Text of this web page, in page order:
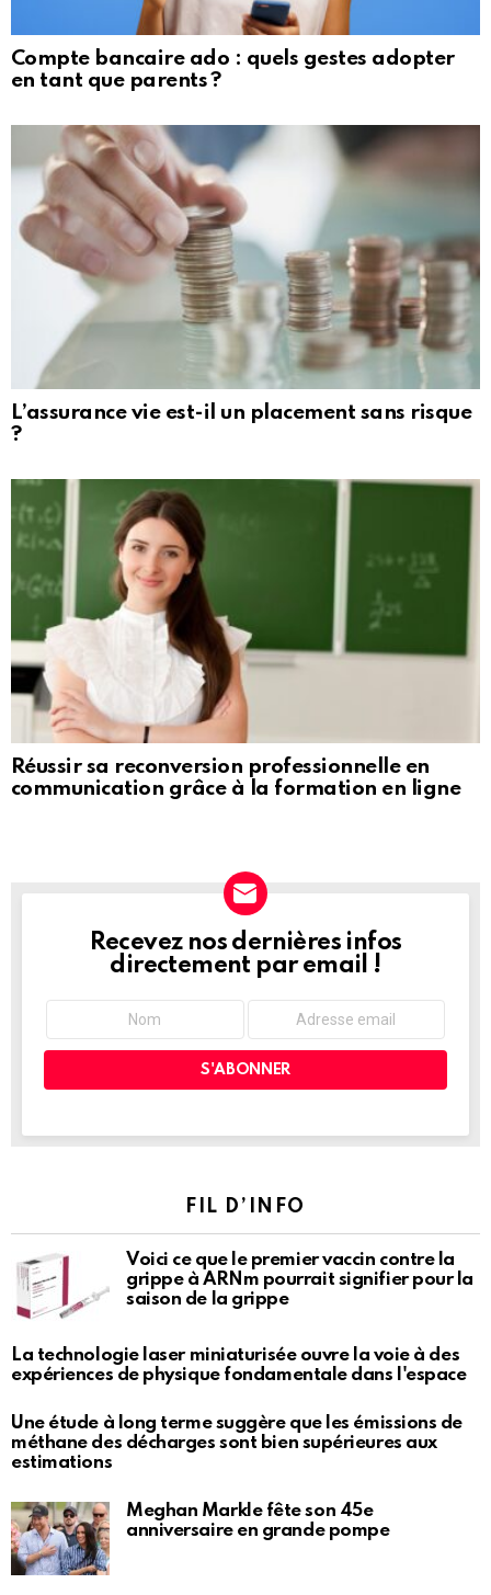
Compte bancaire ado : quels gestes adopter
en tant que parents ?
L’assurance vie est-il un placement sans risque
?
Réussir sa reconversion professionnelle en
communication grâce à la formation en ligne
NEWSLETTER
Recevez nos dernières infos
directement par email !
FIL D’INFO
Voici ce que le premier vaccin contre la
grippe à ARNm pourrait signifier pour la
saison de la grippe
La technologie laser miniaturisée ouvre la voie à des
expériences de physique fondamentale dans l'espace
Une étude à long terme suggère que les émissions de
méthane des décharges sont bien supérieures aux
estimations
Meghan Markle fête son 45e
anniversaire en grande pompe